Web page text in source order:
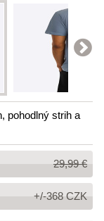
pohodlný strih a
Bežná
cena:
29,99 €
+/-368 CZK